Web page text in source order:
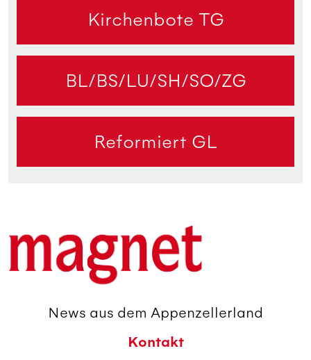
Kirchenbote TG
BL/BS/LU/SH/SO/ZG
Reformiert GL
News aus dem Appenzellerland
Kontakt